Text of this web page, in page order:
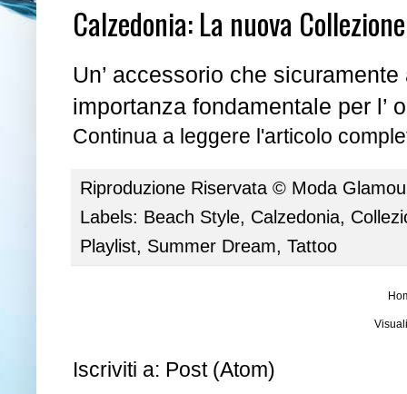
Calzedonia: La nuova
Un’ accessorio che
importanza fondamentale per l’
Continua a leggere l'articolo
Riproduzione Riservata © Moda
Labels: Beach Style, Calzedonia,
Playlist, Summer Dream, Tattoo
Iscriviti a: Post (Atom)